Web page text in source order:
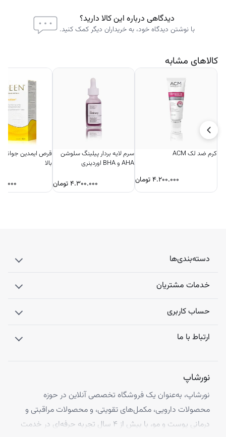
دیدگاهی درباره این کالا دارید؟
با نوشتن دیدگاه خود، به خریداران دیگر کمک کنید.
کالاهای مشابه
کرم ضد لک ACM
۴.۲۰۰.۰۰۰ تومان
سرم لایه بردار پیلینگ سلوشن
AHA و BHA اوردینری
۴.۳۰۰.۰۰۰تومان
بالا
دسته‌بندی‌ها
خدمات مشتریان
حساب کاربری
ارتباط با ما
نورشاپ
نورشاپ، به‌عنوان یک فروشگاه تخصصی آنلاین در حوزه
محصولات دارویی، مکمل‌های تقویتی، و محصولات مراقبتی و
درمانی پوست و مو، با بیش از ۴ سال تجربه حرفه‌ای در خدمت